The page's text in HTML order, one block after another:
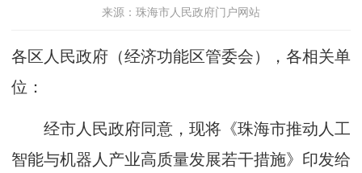
来源：珠海市人民政府门户网站
各区人民政府（经济功能区管委会），各相关单
位：
经市人民政府同意，现将《珠海市推动人工
智能与机器人产业高质量发展若干措施》印发给